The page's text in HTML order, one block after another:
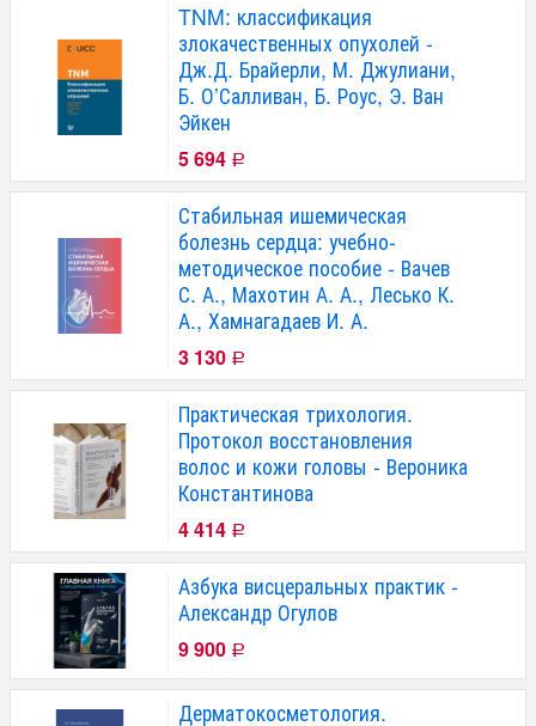
TNM: классификация
злокачественных опухолей -
Дж.Д. Брайерли, М. Джулиани,
Б. О’Салливан, Б. Роус, Э. Ван
Эйкен
5 694 Р
Стабильная ишемическая
болезнь сердца: учебно-
методическое пособие - Вачев
С. А., Махотин А. А., Лесько К.
А., Хамнагадаев И. А.
3 130 Р
Практическая трихология.
Протокол восстановления
волос и кожи головы - Вероника
Константинова
4 414 Р
Азбука висцеральных практик -
Александр Огулов
9 900 Р
Дерматокосметология.